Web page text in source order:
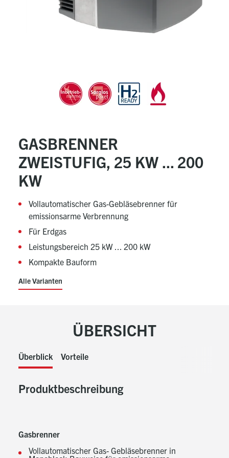
GASBRENNER
ZWEISTUFIG, 25 KW ... 200
KW
Vollautomatischer Gas-Gebläsebrenner für
emissionsarme Verbrennung
Für Erdgas
Leistungsbereich 25 kW ... 200 kW
Kompakte Bauform
Alle Varianten
ÜBERSICHT
Überblick Vorteile
Produktbeschreibung
Gasbrenner
Vollautomatischer Gas- Gebläsebrenner in